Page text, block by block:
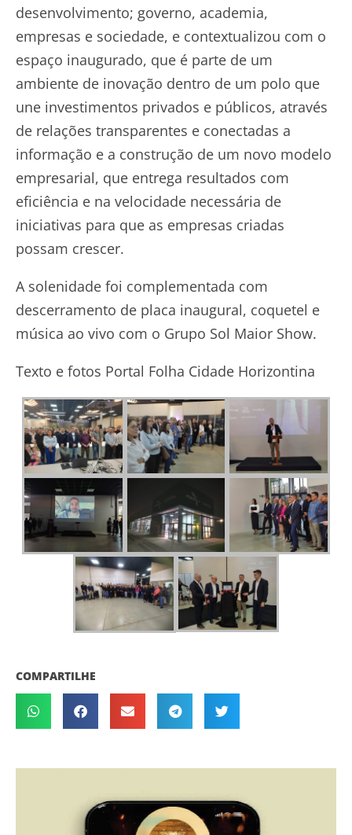
desenvolvimento; governo, academia,
empresas e sociedade, e contextualizou com o
espaço inaugurado, que é parte de um
ambiente de inovação dentro de um polo que
une investimentos privados e públicos, através
de relações transparentes e conectadas a
informação e a construção de um novo modelo
empresarial, que entrega resultados com
eficiência e na velocidade necessária de
iniciativas para que as empresas criadas
possam crescer.
A solenidade foi complementada com
descerramento de placa inaugural, coquetel e
música ao vivo com o Grupo Sol Maior Show.
Texto e fotos Portal Folha Cidade Horizontina
COMPARTILHE